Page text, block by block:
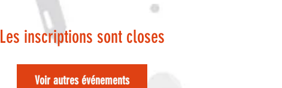
Les inscriptions sont closes
Voir autres événements